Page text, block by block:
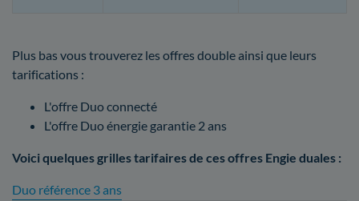
Plus bas vous trouverez les offres double ainsi que leurs
tarifications :
L'offre Duo connecté
L'offre Duo énergie garantie 2 ans
Voici quelques grilles tarifaires de ces offres Engie duales :
Duo référence 3 ans